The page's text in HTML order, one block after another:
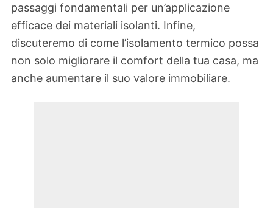
passaggi fondamentali per un’applicazione
efficace dei materiali isolanti. Infine,
discuteremo di come l’isolamento termico possa
non solo migliorare il comfort della tua casa, ma
anche aumentare il suo valore immobiliare.